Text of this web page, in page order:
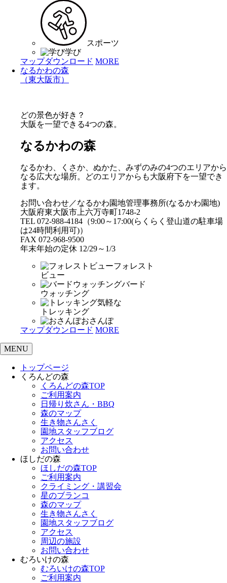
スポーツ
学び
マップダウンロード MORE
なるかわの森
（東大阪市）
どの景色が好き？
大阪を一望できる4つの森。
なるかわの森
なるかわ、くさか、ぬかた、みずのみの4つのエリアから
なる広大な場所。どのエリアからも大阪府下を一望でき
ます。
お問い合わせ／なるかわ園地管理事務所(なるかわ園地)
大阪府東大阪市上六万寺町1748-2
TEL 072-988-4184（9:00～17:00(らくらく登山道の駐車場
は24時間利用可)）
FAX 072-968-9500
年末年始の定休 12/29～1/3
フォレスト
ビュー
バード
ウォッチング
気軽な
トレッキング
おさんぽ
マップダウンロード MORE
MENU
トップページ
くろんどの森
くろんどの森TOP
ご利用案内
日帰り炊さん・BBQ
森のマップ
生き物さんさく
園地スタッフブログ
アクセス
お問い合わせ
ほしだの森
ほしだの森TOP
ご利用案内
クライミング・講習会
星のブランコ
森のマップ
生き物さんさく
園地スタッフブログ
アクセス
周辺の施設
お問い合わせ
むろいけの森
むろいけの森TOP
ご利用案内